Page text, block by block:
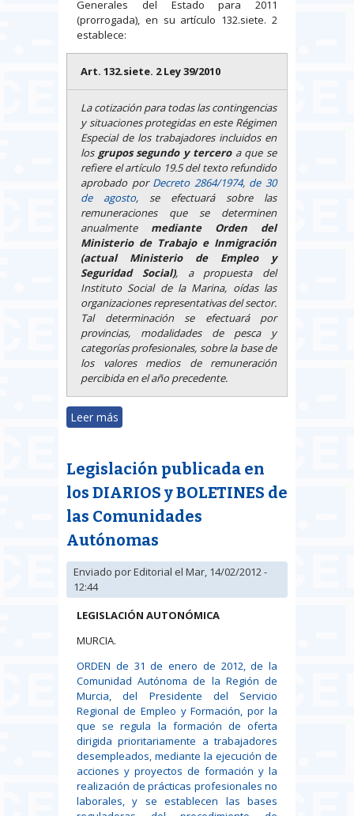
Generales del Estado para 2011
(prorrogada), en su artículo 132.siete. 2
establece:
Art. 132.siete. 2 Ley 39/2010
La cotización para todas las contingencias
y situaciones protegidas en este Régimen
Especial de los trabajadores incluidos en
los grupos segundo y terceroa que se
refiere el artículo 19.5 del texto refundido
aprobado por Decreto 2864/1974, de 30
de agosto, se efectuará sobre las
remuneraciones que se determinen
anualmente mediante Orden del
Ministerio de Trabajo e Inmigración
(actual Ministerio de Empleo y
Seguridad Social), a propuesta del
Instituto Social de la Marina, oídas las
organizaciones representativas del sector.
Tal determinación se efectuará por
provincias, modalidades de pesca y
categorías profesionales, sobre la base de
los valores medios de remuneración
percibida en el año precedente.
Leer más
del Mar
Legislación publicada en
los DIARIOS y BOLETINES de
las Comunidades
Autónomas
Enviado porEditorial el Mar, 14/02/2012 -
12:44
LEGISLACIÓN AUTONÓMICA
MURCIA.
ORDEN de 31 de enero de 2012, de la
Comunidad Autónoma de la Región de
Murcia, del Presidente del Servicio
Regional de Empleo y Formación, por la
que se regula la formación de oferta
dirigida prioritariamente a trabajadores
desempleados, mediante la ejecución de
acciones y proyectos de formación y la
realización de prácticas profesionales no
laborales, y se establecen las bases